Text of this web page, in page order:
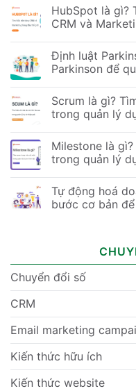
HubSpot là gì?
CRM và
Định luật
Parkinson để
Scrum là gì?
trong quản lý
Milestone là
trong quản lý
Tự động hoá
bước cơ bản
Chuyển đổi số
CRM
Email marketing
Kiến thức hữu ích
Kiến thức website